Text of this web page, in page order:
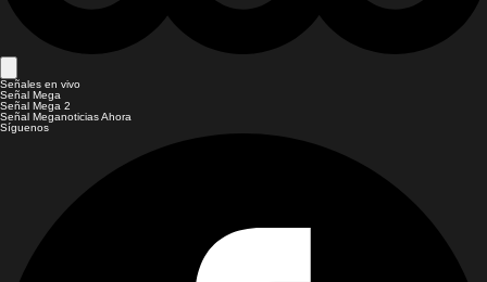
Señales en vivo
Señal Mega
Señal Mega 2
Señal Meganoticias Ahora
Síguenos